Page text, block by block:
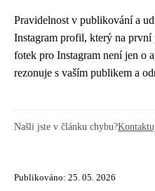
Pravidelnost v publikování a
Instagram profil, který na první
fotek pro Instagram není jen o
rezonuje s vaším publikem a
Našli jste v článku chybu?
Publikováno: 25. 05. 2026